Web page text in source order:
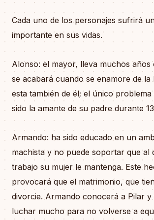
Cada uno de los personajes sufrirá
importante en sus vidas.
Alonso: el mayor, lleva muchos años
se acabará cuando se enamore de la
esta también de él; el único problema
sido la amante de su padre durante
Armando: ha sido educado en un
machista y no puede soportar que al
trabajo su mujer le mantenga. Este
provocará que el matrimonio, que
divorcie. Armando conocerá a Pilar y
luchar mucho para no volverse a